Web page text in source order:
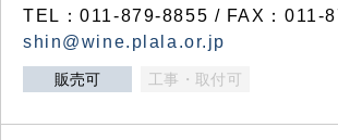
TEL：011-879-8855 / FAX：011-
shin@wine.plala.or.jp
販売可 工事・取付可